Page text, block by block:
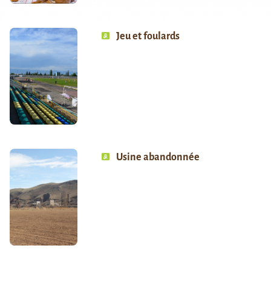
Jeu et foulards
Usine abandonnée